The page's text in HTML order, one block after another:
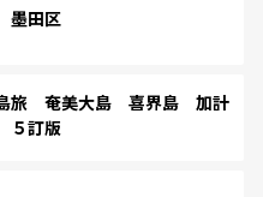
墨田区
旅 奄美大島 喜界島 加計
５訂版